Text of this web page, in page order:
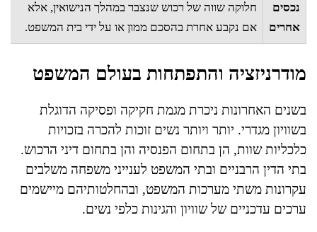
נכסים
אחרים
חלוקה שווה של רכוש שנצבר במהלך הנישואין, אלא
אם נקבע אחרת בהסכם ממון או על ידי בית המשפט.
מודרניזציה והתפתחות בעולם המשפט
בשנים האחרונות ניכרת מגמת חקיקה ופסיקה הדוגלת
בשוויון מגדרי. יותר ויותר נשים זוכות להכרה בזכויות
כלכליות שוות, הן בתחום הפנסיה והן בתחום דיני הרכוש.
בתי הדין הרבניים ובתי המשפט לענייני משפחה משלבים
עקרונות משתי מערכות המשפט, ובהחלטותיהם מיישמים
ערכים עדכניים של שוויון והגינות כלפי נשים.